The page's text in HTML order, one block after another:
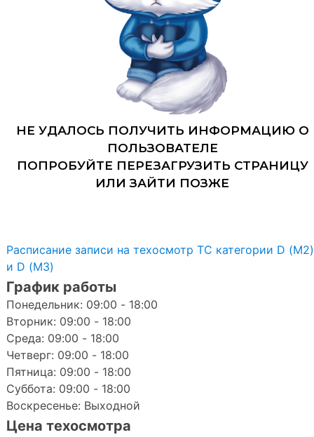
Расписание записи на техосмотр ТС категории D (M2)
и D (M3)
График работы
Понедельник: 09:00 - 18:00
Вторник: 09:00 - 18:00
Среда: 09:00 - 18:00
Четверг: 09:00 - 18:00
Пятница: 09:00 - 18:00
Суббота: 09:00 - 18:00
Воскресенье: Выходной
Цена техосмотра